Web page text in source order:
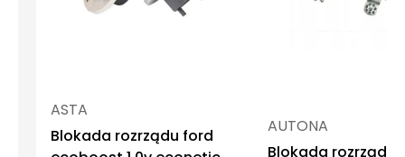
ASTA
Blokada rozrządu ford
AUTONA
Blokada rozrządu